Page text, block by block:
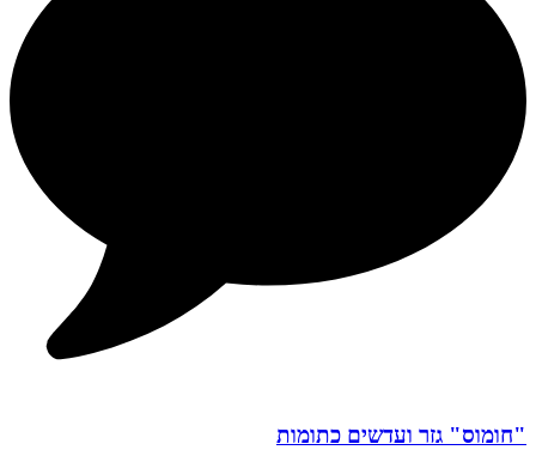
"חומוס" גזר ועדשים כתומות